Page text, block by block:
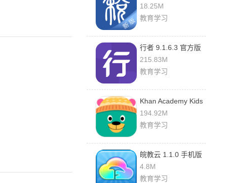
2.0.3 官方版
18.25M
教育学习
行者 9.1.6.3 官方版
215.83M
教育学习
Khan Academy Kids
1.0.9 安卓版
194.92M
教育学习
皖教云 1.1.0 手机版
4.8M
教育学习